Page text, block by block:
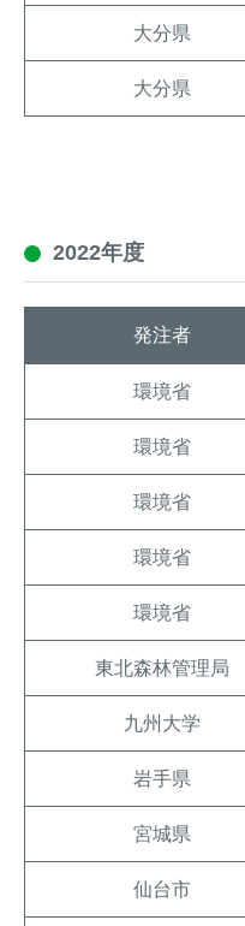
大分県
大分県
2022年度
発注者
環境省
環境省
環境省
環境省
環境省
東北森林管理局
九州大学
岩手県
宮城県
仙台市